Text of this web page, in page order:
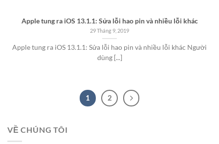
Apple tung ra iOS 13.1.1: Sửa lỗi hao pin và nhiều lỗi khác
29 Tháng 9, 2019
Apple tung ra iOS 13.1.1: Sửa lỗi hao pin và nhiều lỗi khác Người
dùng [...]
1 2
VỀ CHÚNG TÔI